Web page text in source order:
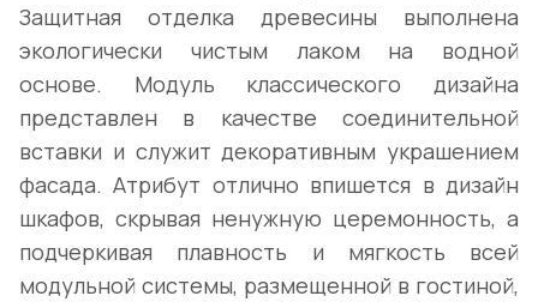
Защитная отделка древесины выполнена
экологически чистым лаком на водной
основе. Модуль классического дизайна
представлен в качестве соединительной
вставки и служит декоративным украшением
фасада. Атрибут отлично впишется в дизайн
шкафов, скрывая ненужную церемонность, а
подчеркивая плавность и мягкость всей
модульной системы, размещенной в гостиной,